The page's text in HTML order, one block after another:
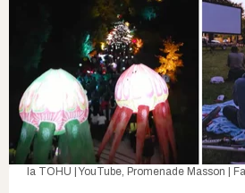
la TOHU | YouTube, Promenade Masson |